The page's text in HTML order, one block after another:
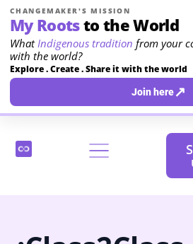
CHANGEMAKER'S MISSION
My Rootsto the World
WhatIndigenous tradition from your
with the world?
Explore . Create . Share it with the world
Join here↗